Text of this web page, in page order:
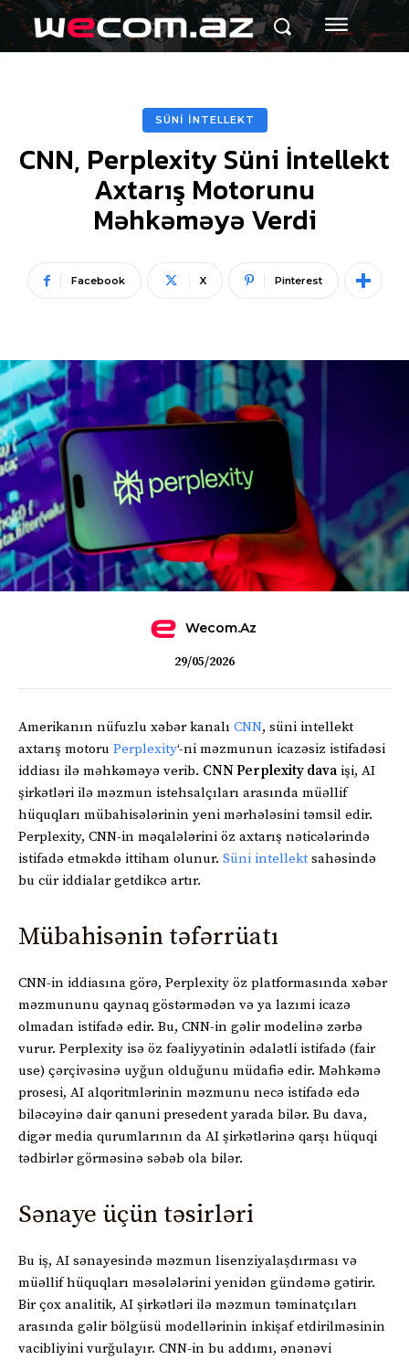
SÜNİ İNTELLEKT
CNN, Perplexity Süni İntellekt
Axtarış Motorunu
Məhkəməyə Verdi
Facebook X Pinterest
Wecom.az
29/05/2026
Amerikanın nüfuzlu xəbər kanalı CNN, süni intellekt
axtarış motoru Perplexity‘-ni məzmunun icazəsiz istifadəsi
iddiası ilə məhkəməyə verib. CNN Perplexity dava işi, AI
şirkətləri ilə məzmun istehsalçıları arasında müəllif
hüquqları mübahisələrinin yeni mərhələsini təmsil edir.
Perplexity, CNN-in məqalələrini öz axtarış nəticələrində
istifadə etməkdə ittiham olunur. Süni intellekt sahəsində
bu cür iddialar getdikcə artır.
Mübahisənin təfərrüatı
CNN-in iddiasına görə, Perplexity öz platformasında xəbər
məzmununu qaynaq göstərmədən və ya lazımi icazə
olmadan istifadə edir. Bu, CNN-in gəlir modelinə zərbə
vurur. Perplexity isə öz fəaliyyətinin ədalətli istifadə (fair
use) çərçivəsinə uyğun olduğunu müdafiə edir. Məhkəmə
prosesi, AI alqoritmlərinin məzmunu necə istifadə edə
biləcəyinə dair qanuni presedent yarada bilər. Bu dava,
digər media qurumlarının da AI şirkətlərinə qarşı hüquqi
tədbirlər görməsinə səbəb ola bilər.
Sənaye üçün təsirləri
Bu iş, AI sənayesində məzmun lisenziyalaşdırması və
müəllif hüquqları məsələlərini yenidən gündəmə gətirir.
Bir çox analitik, AI şirkətləri ilə məzmun təminatçıları
arasında gəlir bölgüsü modellərinin inkişaf etdirilməsinin
vacibliyini vurğulayır. CNN-in bu addımı, ənənəvi